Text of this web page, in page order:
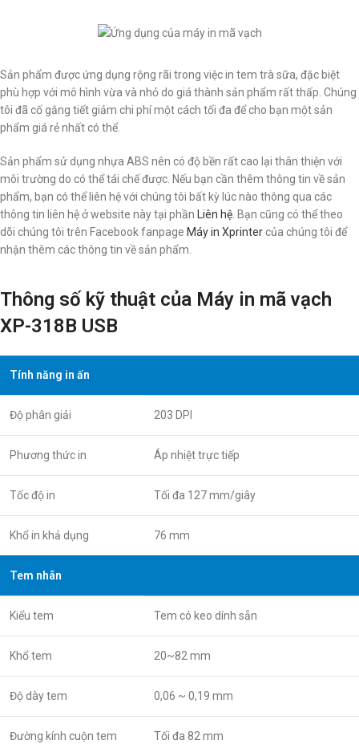
Sản phẩm được ứng dụng rộng rãi trong việc in tem trà sữa, đặc biệt
phù hợp với mô hình vừa và nhỏ do giá thành sản phẩm rất thấp. Chúng
tôi đã cố gắng tiết giảm chi phí một cách tối đa để cho bạn một sản
phẩm giá rẻ nhất có thể.
Sản phẩm sử dụng nhựa ABS nên có độ bền rất cao lại thân thiện với
môi trường do có thể tái chế được. Nếu bạn cần thêm thông tin về sản
phẩm, bạn có thể liên hệ với chúng tôi bất kỳ lúc nào thông qua các
thông tin liên hệ ở website này tại phần Liên hệ . Bạn cũng có thể theo
dõi chúng tôi trên Facebook fanpage Máy in Xprintercủa chúng tôi để
nhận thêm các thông tin về sản phẩm.
Thông số kỹ thuật của Máy in mã vạch
XP-318B USB
Tính năng in ấn
Độ phân giải 203 DPI
Phương thức in Áp nhiệt trực tiếp
Tốc độ in Tối đa 127 mm/giây
Khổ in khả dụng 76 mm
Tem nhãn
Kiểu tem Tem có keo dính sẵn
Khổ tem 20~82 mm
Độ dày tem 0,06 ~ 0,19 mm
Đường kính cuộn tem Tối đa 82 mm